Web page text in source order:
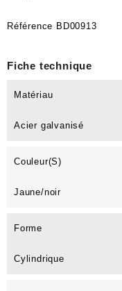
Référence BD00913
Fiche technique
Matériau
Acier galvanisé
Couleur(s)
Jaune/noir
Forme
Cylindrique